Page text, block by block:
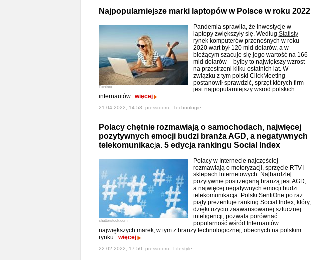
Najpopularniejsze marki laptopów w Polsce w roku 2022
Fortinet
Pandemia sprawiła, że inwestycje w
laptopy zwiększyły się. Według Statisty
rynek komputerów przenośnych w roku
2020 wart był 120 mld dolarów, a w
bieżącym szacuje się jego wartość na 166
mld dolarów – byłby to największy wzrost
na przestrzeni kilku ostatnich lat. W
związku z tym polski ClickMeeting
postanowił sprawdzić, sprzęt których firm
jest najpopularniejszy wśród polskich
internautów. więcej
21-04-2022, 14:53, pressroom , Technologie
Polacy chętnie rozmawiają o samochodach, najwięcej
pozytywnych emocji budzi branża AGD, a negatywnych
telekomunikacja. 5 edycja rankingu Social Index
shutterstock.com
Polacy w Internecie najczęściej
rozmawiają o motoryzacji, sprzęcie RTV i
sklepach internetowych. Najbardziej
pozytywnie postrzeganą branżą jest AGD,
a najwięcej negatywnych emocji budzi
telekomunikacja. Polski SentiOne po raz
piąty prezentuje ranking Social Index, który,
dzięki użyciu zaawansowanej sztucznej
inteligencji, pozwala porównać
popularność wśród Internautów
największych marek, w tym z branży technologicznej, obecnych na polskim
rynku. więcej
22-02-2022, 17:50, pressroom , Lifestyle